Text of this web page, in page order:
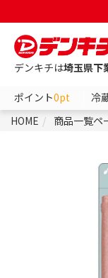
デンキチは埼玉県下
ポイント0pt 冷
HOME
商品一覧ペ